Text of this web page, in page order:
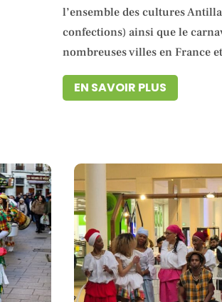
l’ensemble des cultures
confections) ainsi que le
nombreuses villes en France
EN SAVOIR PLUS